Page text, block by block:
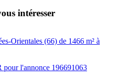
intéresser